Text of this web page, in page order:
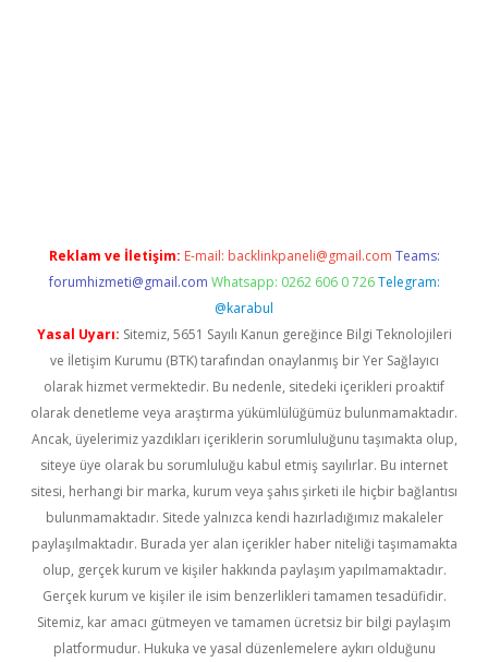
Reklam ve İletişim: E-mail: backlinkpaneli@gmail.com Teams:
forumhizmeti@gmail.com Whatsapp: 0262 606 0 726 Telegram:
@karabul
Yasal Uyarı: Sitemiz, 5651 Sayılı Kanun gereğince Bilgi Teknolojileri
ve İletişim Kurumu (BTK) tarafından onaylanmış bir Yer Sağlayıcı
olarak hizmet vermektedir. Bu nedenle, sitedeki içerikleri proaktif
olarak denetleme veya araştırma yükümlülüğümüz bulunmamaktadır.
Ancak, üyelerimiz yazdıkları içeriklerin sorumluluğunu taşımakta olup,
siteye üye olarak bu sorumluluğu kabul etmiş sayılırlar. Bu internet
sitesi, herhangi bir marka, kurum veya şahıs şirketi ile hiçbir bağlantısı
bulunmamaktadır. Sitede yalnızca kendi hazırladığımız makaleler
paylaşılmaktadır. Burada yer alan içerikler haber niteliği taşımamakta
olup, gerçek kurum ve kişiler hakkında paylaşım yapılmamaktadır.
Gerçek kurum ve kişiler ile isim benzerlikleri tamamen tesadüfidir.
Sitemiz, kar amacı gütmeyen ve tamamen ücretsiz bir bilgi paylaşım
platformudur. Hukuka ve yasal düzenlemelere aykırı olduğunu